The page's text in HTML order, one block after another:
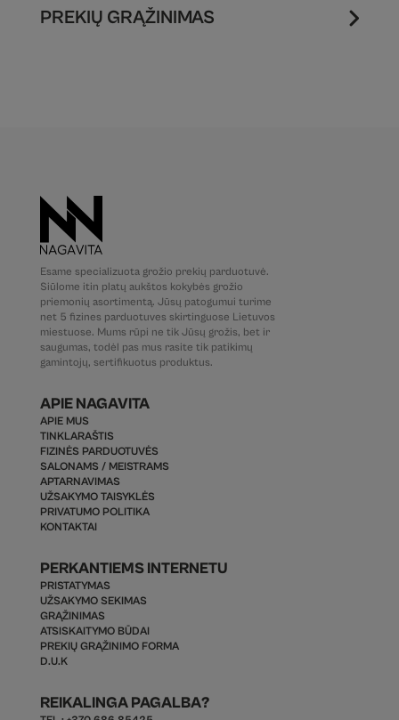
PREKIŲ GRĄŽINIMAS
Esame specializuota grožio prekių parduotuvė.
Siūlome itin platų aukštos kokybės grožio
priemonių asortimentą. Jūsų patogumui turime
net 5 fizines parduotuves skirtinguose Lietuvos
miestuose. Mums rūpi ne tik Jūsų grožis, bet ir
saugumas, todėl pas mus rasite tik patikimų
gamintojų, sertifikuotus produktus.
APIE NAGAVITA
APIE MUS
TINKLARAŠTIS
FIZINĖS PARDUOTUVĖS
SALONAMS / MEISTRAMS
APTARNAVIMAS
UŽSAKYMO TAISYKLĖS
PRIVATUMO POLITIKA
KONTAKTAI
PERKANTIEMS INTERNETU
PRISTATYMAS
UŽSAKYMO SEKIMAS
GRĄŽINIMAS
ATSISKAITYMO BŪDAI
PREKIŲ GRĄŽINIMO FORMA
D.U.K
REIKALINGA PAGALBA?